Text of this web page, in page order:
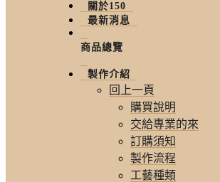
關於150
最新消息
商品總覽
製作介紹
回上一頁
購買說明
交給專業的來
訂購須知
製作流程
工藝種類